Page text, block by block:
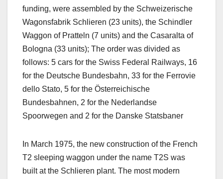
funding, were assembled by the Schweizerische
Wagonsfabrik Schlieren (23 units), the Schindler
Waggon of Pratteln (7 units) and the Casaralta of
Bologna (33 units); The order was divided as
follows: 5 cars for the Swiss Federal Railways, 16
for the Deutsche Bundesbahn, 33 for the Ferrovie
dello Stato, 5 for the Österreichische
Bundesbahnen, 2 for the Nederlandse
Spoorwegen and 2 for the Danske Statsbaner
In March 1975, the new construction of the French
T2 sleeping waggon under the name T2S was
built at the Schlieren plant. The most modern